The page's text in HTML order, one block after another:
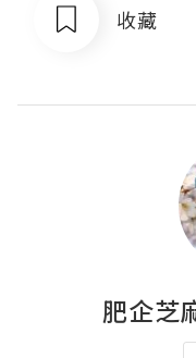
收藏
肥企芝